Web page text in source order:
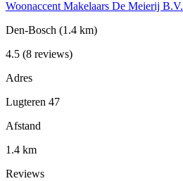
Woonaccent Makelaars De Meierij B.V.
Den-Bosch (1.4 km)
4.5 (8 reviews)
Adres
Lugteren 47
Afstand
1.4 km
Reviews